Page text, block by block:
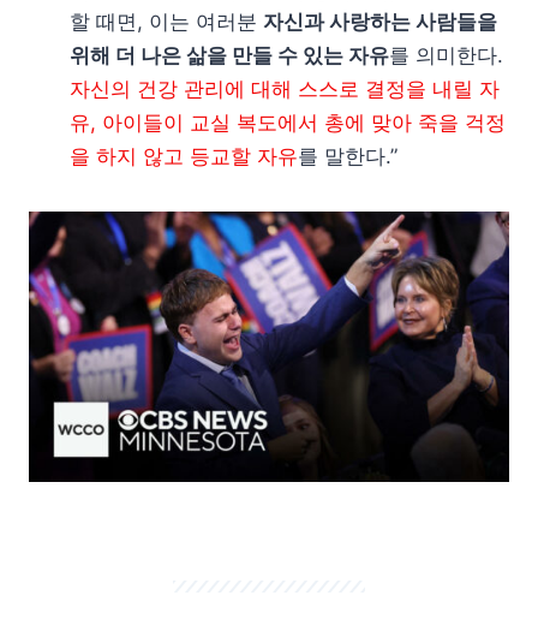
할 때면, 이는 여러분 자신과 사랑하는 사람들을
위해 더 나은 삶을 만들 수 있는 자유를 의미한다.
자신의 건강 관리에 대해 스스로 결정을 내릴 자
유, 아이들이 교실 복도에서 총에 맞아 죽을 걱정
을 하지 않고 등교할 자유를 말한다.”